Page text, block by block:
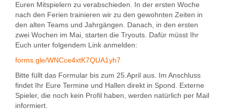
Euren Mitspielern zu verabschieden. In der ersten Woche
nach den Ferien trainieren wir zu den gewohnten Zeiten in
den alten Teams und Jahrgängen. Danach, in den ersten
zwei Wochen im Mai, starten die Tryouts. Dafür müsst Ihr
Euch unter folgendem Link anmelden:
forms.gle/WNCce4xtK7QUA1yh7
Bitte füllt das Formular bis zum 25.April aus. Im Anschluss
findet Ihr Eure Termine und Hallen direkt in Spond. Externe
Spieler, die noch kein Profil haben, werden natürlich per Mail
informiert.